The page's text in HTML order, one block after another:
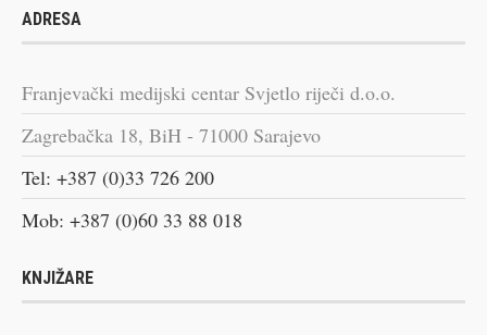
ADRESA
Franjevački medijski centar Svjetlo riječi d.o.o.
Zagrebačka 18, BiH - 71000 Sarajevo
Tel: +387 (0)33 726 200
Mob: +387 (0)60 33 88 018
KNJIŽARE